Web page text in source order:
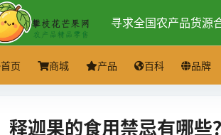
寻求全国农产品货源
首页 商城 产品 百科 品牌
释迦果的食用禁忌有哪